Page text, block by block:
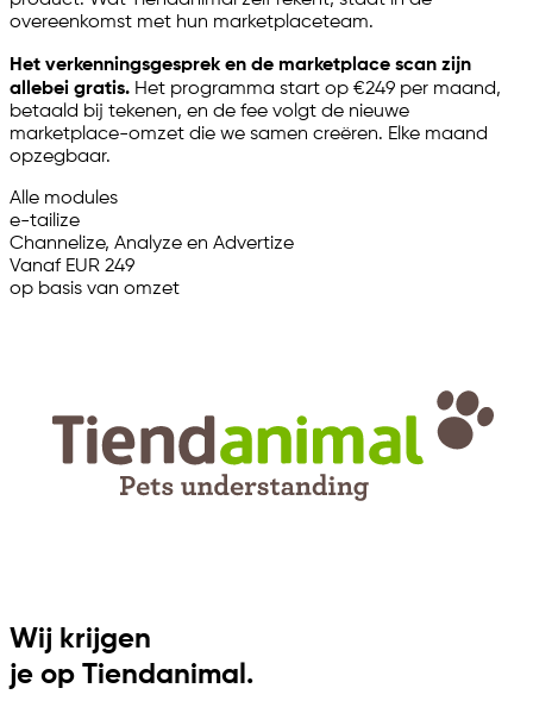
overeenkomst met hun marketplaceteam.
Het verkenningsgesprek en de marketplace scan zijn
allebei gratis. Het programma start op €249 per maand,
betaald bij tekenen, en de fee volgt de nieuwe
marketplace-omzet die we samen creëren. Elke maand
opzegbaar.
Alle modules
e-tailize
Channelize, Analyze en Advertize
Vanaf EUR 249
op basis van omzet
Wij krijgen
je op Tiendanimal.